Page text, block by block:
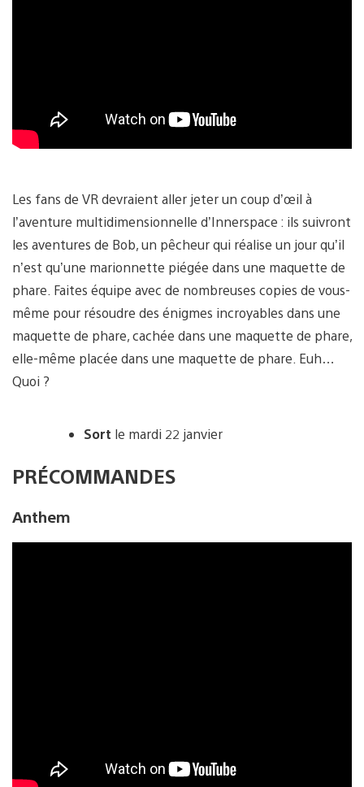
Les fans de VR devraient aller jeter un coup d’œil à
l’aventure multidimensionnelle d’Innerspace : ils suivront
les aventures de Bob, un pêcheur qui réalise un jour qu’il
n’est qu’une marionnette piégée dans une maquette de
phare. Faites équipe avec de nombreuses copies de vous-
même pour résoudre des énigmes incroyables dans une
maquette de phare, cachée dans une maquette de phare,
elle-même placée dans une maquette de phare. Euh…
Quoi ?
Sort le mardi 22 janvier
PRÉCOMMANDES
Anthem